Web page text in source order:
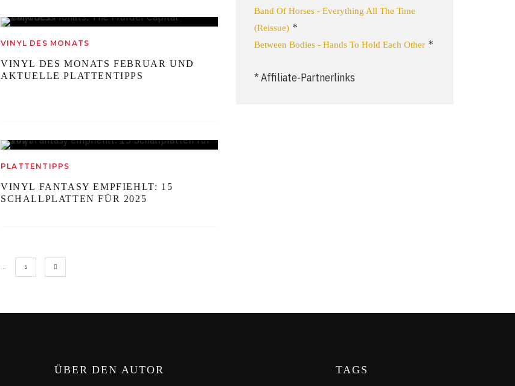
VINYL DES MONATS
VINYL DES MONATS FEBRUAR UND
AKTUELLE PLATTENTIPPS
PLATTENTIPPS
VINYL FANTASY EMPFIEHLT: 15
SCHALLPLATTEN FÜR 2025
… 5
Band Of Horses - Everything All The Time
(Reissue) *
Between Bodies - Hands To Hold Each Other *
* Affiliate-Partnerlinks
ÜBER DEN AUTOR TAGS